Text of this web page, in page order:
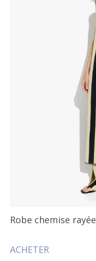
Robe chemise rayée
ACHETER